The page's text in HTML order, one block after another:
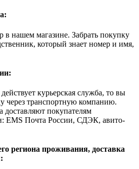
в нашем магазине. Забрать покупку
который знает номер и имя,
курьерская служба, то вы
через транспортную компанию.
доставляют покупателям
EMS Почта России, СДЭК, авито-
региона проживания, доставка